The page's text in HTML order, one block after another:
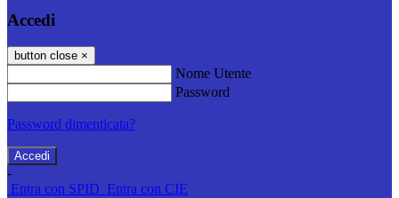
Accedi
button close ×
Nome Utente
Password
Password dimenticata?
-
Entra con SPID Entra con CIE